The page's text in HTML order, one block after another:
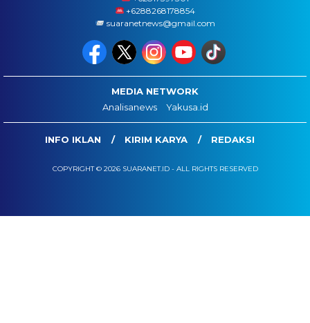
+6288268178854
suaranetnews@gmail.com
MEDIA NETWORK
Analisanews
Yakusa.id
INFO IKLAN KIRIM KARYA REDAKSI
COPYRIGHT © 2026 SUARANET.ID - ALL RIGHTS RESERVED